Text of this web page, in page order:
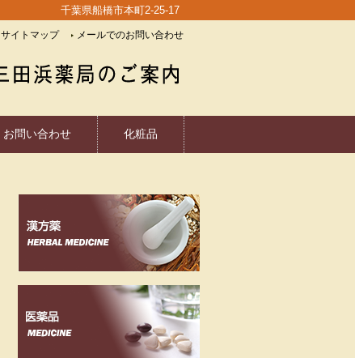
千葉県船橋市本町2-25-17
サイトマップ メールでのお問い合わせ
お問い合わせ 化粧品